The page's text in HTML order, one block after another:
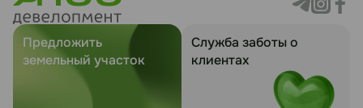
Предложить
земельный участок
Служба заботы о
клиентах